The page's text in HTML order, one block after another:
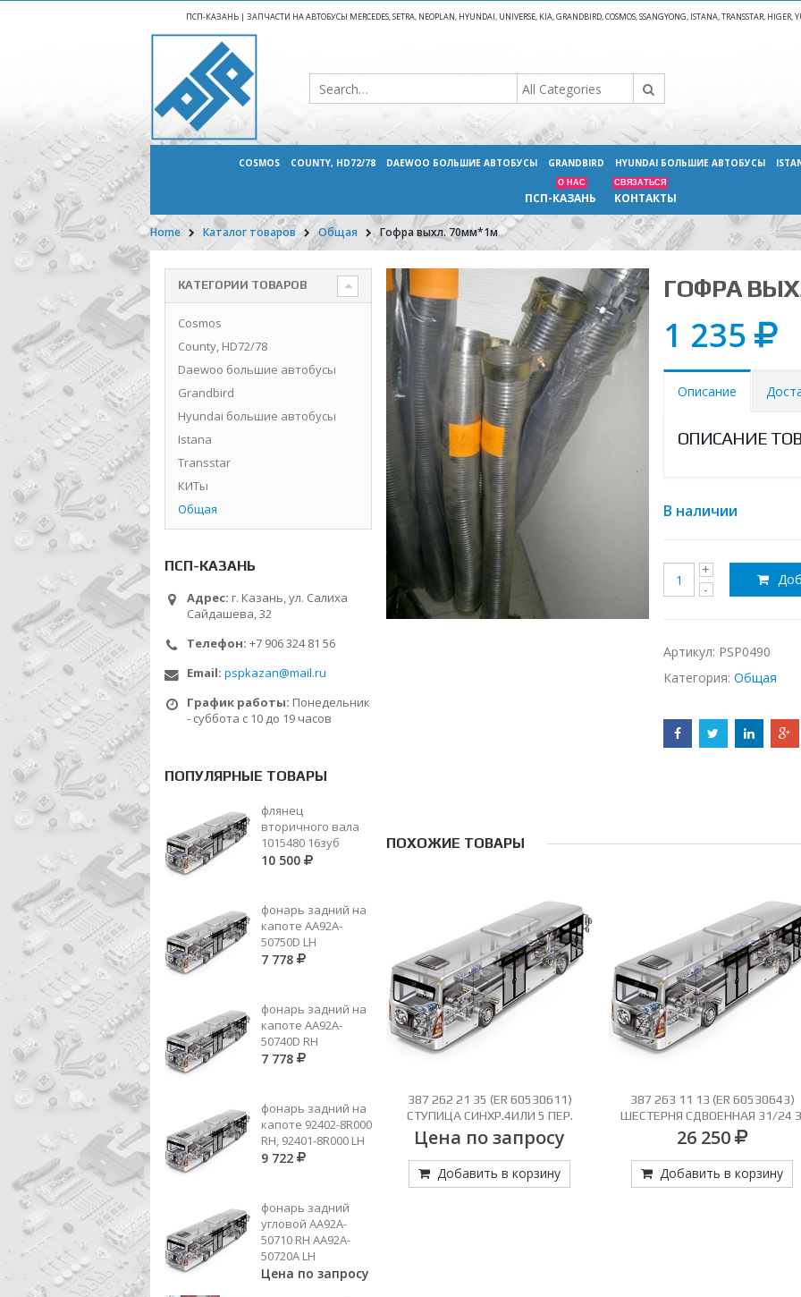
ПСП-КАЗАНЬ | ЗАПЧАСТИ НА АВТОБУСЫ MERCEDES, SETRA, NEOPLAN, HYUNDAI, UNIVERSE, KIA, GRANDBIRD, COSMOS, SSANGYONG, ISTANA, TRANSSTAR, HIGER,
COSMOS COUNTY, HD72/78 DAEWOO БОЛЬШИЕ АВТОБУСЫ GRANDBIRD HYUNDAI БОЛЬШИЕ АВТОБУСЫ
ПСП-КАЗАНЬ
О НАС
КОНТАКТЫ
СВЯЗАТЬСЯ
Home Каталог товаров Общая Гофра выхл. 70мм*1м
ГОФРА
1 235
Описание
ОПИСАНИЕ
В наличии
Артикул: PSP0490
Категория: Общая
ПОХОЖИЕ ТОВАРЫ
34 (ER 60530510) КОНУС
5 ПЕР.60ЗУБ.
7 058
Добавить в корзину
СТУПИЦА СИНХР.4ИЛИ 5 ПЕР.
Цена по запросу
387 263 11 13 (ER 60530643)
ШЕСТЕРНЯ СДВОЕННАЯ 31/24 З.
26 250
Добавить в корзину
387 262 20 35 (ER 60530610)
СТУП.СИНХР 3-4 ПЕР
Цена по запросу
Добавить в корзину
КАТЕГОРИИ ТОВАРОВ
Cosmos
County, HD72/78
Daewoo большие автобусы
Grandbird
Hyundai большие автобусы
Istana
Transstar
КИТы
Общая
ПСП-КАЗАНЬ
Адрес: г. Казань, ул. Салиха
Сайдашева, 32
Телефон: +7 906 324 81 56
Email: pspkazan@mail.ru
График работы: Понедельник
- суббота с 10 до 19 часов
ПОПУЛЯРНЫЕ ТОВАРЫ
флянец
вторичного вала
1015480 16зуб
10 500
фонарь задний на
капоте AA92A-
50750D LH
7 778
фонарь задний на
капоте AA92A-
50740D RH
7 778
фонарь задний на
капоте 92402-8R000
RH, 92401-8R000 LH
9 722
фонарь задний
угловой AA92A-
50710 RH AA92A-
50720A LH
Цена по запросу